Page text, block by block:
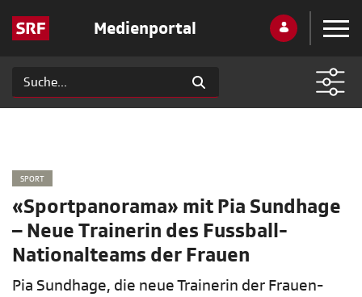
Medienportal
SPORT
«Sportpanorama» mit Pia Sundhage
– Neue Trainerin des Fussball-
Nationalteams der Frauen
Pia Sundhage, die neue Trainerin der Frauen-